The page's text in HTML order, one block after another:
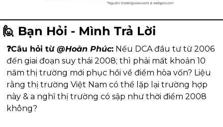
🙋 Bạn Hỏi - Mình Trả Lời
❓Câu hỏi từ @Hoàn Phúc: Nếu DCA đầu tư từ 2006
đến giai đoạn suy thái 2008; thì phải mất khoản 10
năm thị trường mới phục hồi về điểm hòa vốn? Liệu
rằng thị trường Việt Nam có thể lặp lại trường hợp
này & a nghĩ thị trường có sập như thời điểm 2008
không?